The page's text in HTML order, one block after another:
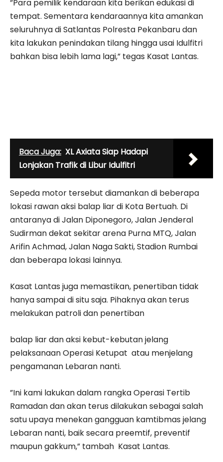
”Para pemilik ken­daraan kita berikan edukasi di
tempat. Sementara kendaraannya kita amankan
seluruhnya di Satlantas Polresta Pekanbaru dan
kita lakukan penindakan tilang hingga usai Idulfitri
bahkan bisa lebih lama lagi,” tegas Kasat Lantas.
Baca Juga: XL Axiata Siap Hadapi
Lonjakan Trafik di Libur Idulfitri
Sepeda motor tersebut diamankan di beberapa
lokasi rawan aksi balap liar di Kota Bertuah. Di
antaranya di Jalan Diponegoro, Jalan Jenderal
Sudirman dekat sekitar arena Purna MTQ, Jalan
Arifin Achmad, Jalan Naga Sakti, Stadion Rumbai
dan beberapa lokasi lainnya.
Kasat Lantas juga memastikan, penertiban tidak
hanya sampai di situ saja. Pihaknya akan terus
melakukan patroli dan penertiban
balap liar dan aksi kebut-kebutan jelang
pelaksanaan Operasi Ketupat atau menjelang
pengamanan Lebaran nanti.
”Ini kami lakukan dalam rangka Operasi Tertib
Ramadan dan akan terus dilakukan sebagai salah
satu upaya menekan gangguan kamtibmas jelang
Lebaran nanti, baik secara preemtif, preventif
maupun gakkum,” tambah Kasat Lantas.